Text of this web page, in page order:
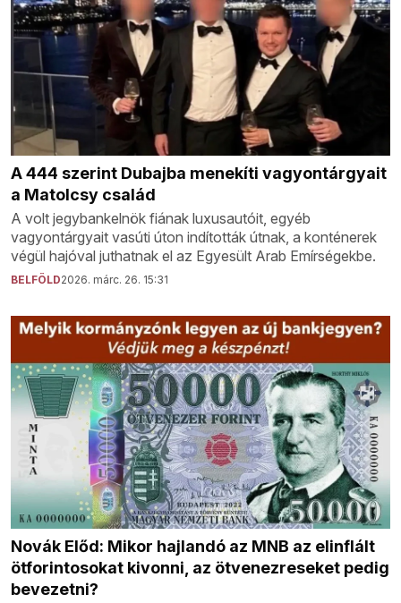
A 444 szerint Dubajba menekíti vagyontárgyait
a Matolcsy család
A volt jegybankelnök fiának luxusautóit, egyéb
vagyontárgyait vasúti úton indították útnak, a konténerek
végül hajóval juthatnak el az Egyesült Arab Emírségekbe.
BELFÖLD2026. márc. 26. 15:31
Novák Előd: Mikor hajlandó az MNB az elinflált
ötforintosokat kivonni, az ötvenezreseket pedig
bevezetni?